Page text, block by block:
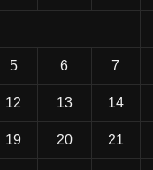
5 6 7
12 13 14
19 20 21